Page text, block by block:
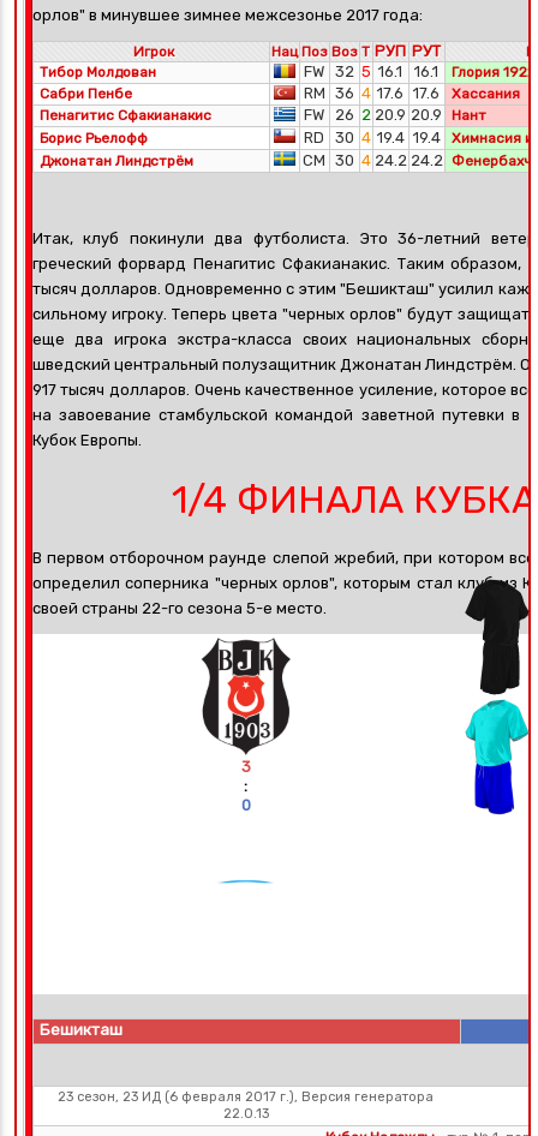
орлов" в минувшее зимнее межсезонье 2017 года:
Игрок Нац Поз Воз Т РУП РУТ
Тибор Молдован
FW 32 5 16.1 16.1
Глория 1922
Сабри Пенбе
RM 36 4 17.6 17.6
Хассания
Пенагитис Сфакианакис
FW 26 2 20.9 20.9
Нант
Борис Рьелофф
RD 30 4 19.4 19.4
Химнасия и
Джонатан Линдстрём
CM 30 4 24.2 24.2
Итак, клуб покинули два футболиста. Это 36-летний
греческий форвард Пенагитис Сфакианакис. Таким
тысяч долларов. Одновременно с этим "Бешикташ" усилил
сильному игроку. Теперь цвета "черных орлов" будут
еще два игрока экстра-класса своих национальных
шведский центральный полузащитник Джонатан Линдстрём.
917 тысяч долларов. Очень качественное усиление, которое
на завоевание стамбульской командой заветной путевки
Кубок Европы.
1/4 ФИНАЛА
В первом отборочном раунде слепой жребий, при котором
определил соперника "черных орлов", которым стал клуб из
своей страны 22-го сезона 5-е место.
3
:
0
Бешикташ
23 сезон, 23 ИД (6 февраля 2017 г.), Версия генератора
22.0.13